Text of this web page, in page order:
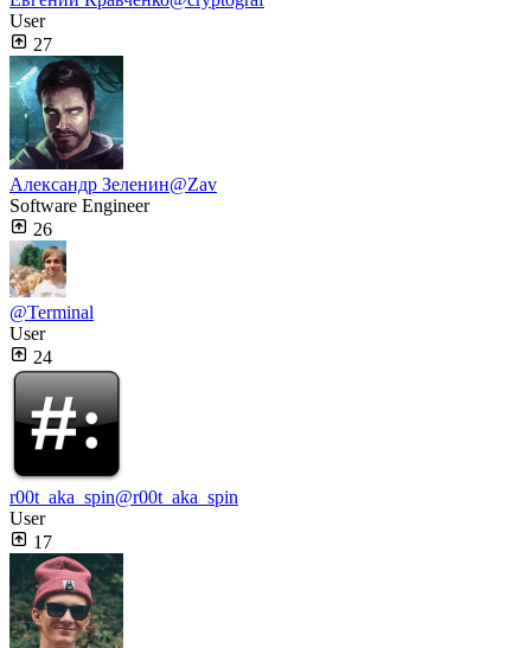
User
27
Александр Зеленин@Zav
Software Engineer
26
@Terminal
User
24
r00t_aka_spin@r00t_aka_spin
User
17